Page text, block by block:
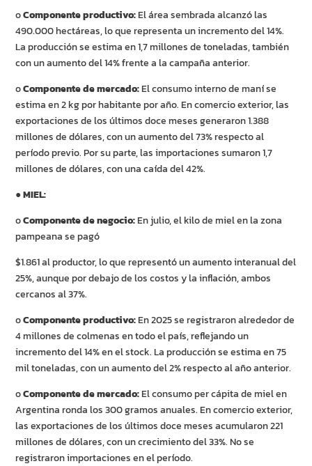
oComponente productivo:El área sembrada alcanzó las
490.000 hectáreas, lo que representa un incremento del 14%.
La producción se estima en 1,7 millones de toneladas, también
con un aumento del 14% frente a la campaña anterior.
oComponente de mercado:El consumo interno de maní se
estima en 2 kg por habitante por año. En comercio exterior, las
exportaciones de los últimos doce meses generaron 1.388
millones de dólares, con un aumento del 73% respecto al
período previo. Por su parte, las importaciones sumaron 1,7
millones de dólares, con una caída del 42%.
●MIEL:
oComponente de negocio:En julio, el kilo de miel en la zona
pampeana se pagó
$1.861 al productor, lo que representó un aumento interanual del
25%, aunque por debajo de los costos y la inflación, ambos
cercanos al 37%.
oComponente productivo:En 2025 se registraron alrededor de
4 millones de colmenas en todo el país, reflejando un
incremento del 14% en el stock. La producción se estima en 75
mil toneladas, con un aumento del 2% respecto al año anterior.
oComponente de mercado:El consumo per cápita de miel en
Argentina ronda los 300 gramos anuales. En comercio exterior,
las exportaciones de los últimos doce meses acumularon 221
millones de dólares, con un crecimiento del 33%. No se
registraron importaciones en el período.